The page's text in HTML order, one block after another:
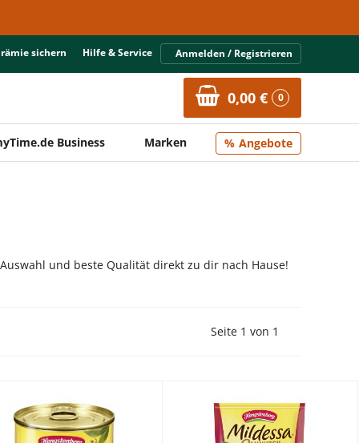
sichern Hilfe & Service Anmelden / Registrieren
0,00 € 0
Business Marken Angebote
und beste Qualität direkt zu dir nach Hause!
Vorherige Seite
Seite 1 von 1